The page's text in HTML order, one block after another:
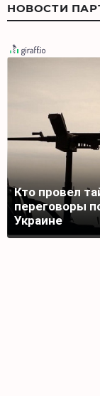
НОВОСТИ
Кто провел
переговоры
Украине